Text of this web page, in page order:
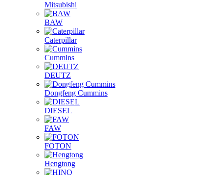
Mitsubishi
BAW
Caterpillar
Cummins
DEUTZ
Dongfeng Cummins
DIESEL
FAW
FOTON
Hengtong